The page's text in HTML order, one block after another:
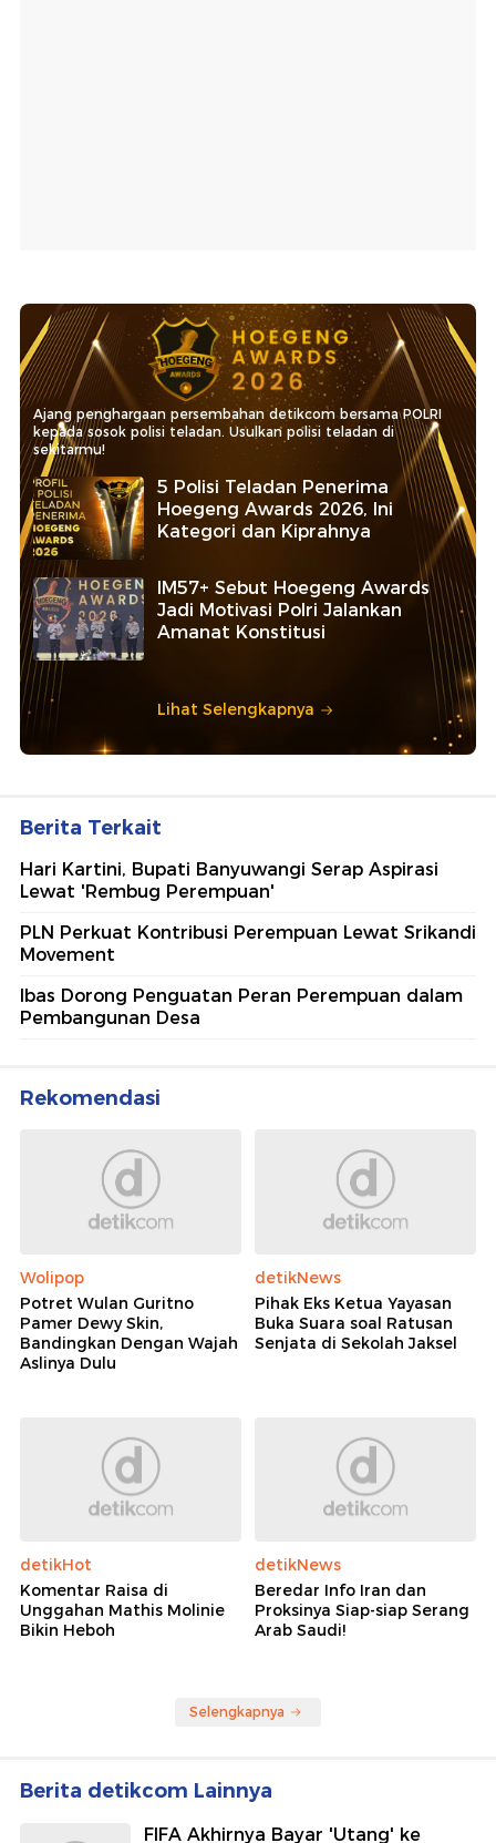
Ajang penghargaan persembahan detikcom bersama POLRI
kepada sosok polisi teladan. Usulkan polisi teladan di
sekitarmu!
5 Polisi Teladan Penerima
Hoegeng Awards 2026, Ini
Kategori dan Kiprahnya
IM57+ Sebut Hoegeng Awards
Jadi Motivasi Polri Jalankan
Amanat Konstitusi
Lihat Selengkapnya
Berita Terkait
Hari Kartini, Bupati Banyuwangi Serap Aspirasi
Lewat 'Rembug Perempuan'
PLN Perkuat Kontribusi Perempuan Lewat Srikandi
Movement
Ibas Dorong Penguatan Peran Perempuan dalam
Pembangunan Desa
Rekomendasi
Wolipop
Potret Wulan Guritno
Pamer Dewy Skin,
Bandingkan Dengan Wajah
Aslinya Dulu
detikNews
Pihak Eks Ketua Yayasan
Buka Suara soal Ratusan
Senjata di Sekolah Jaksel
detikHot
Komentar Raisa di
Unggahan Mathis Molinie
Bikin Heboh
detikNews
Beredar Info Iran dan
Proksinya Siap-siap Serang
Arab Saudi!
Selengkapnya
Berita detikcom Lainnya
FIFA Akhirnya Bayar 'Utang' ke